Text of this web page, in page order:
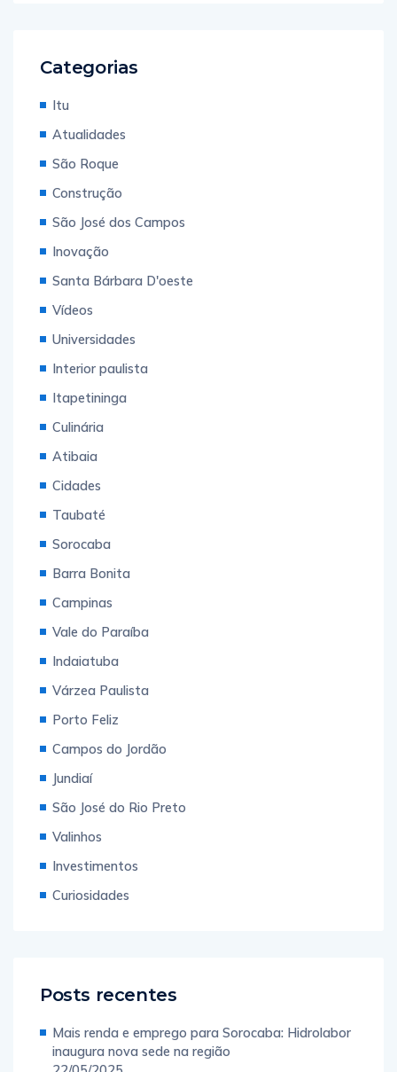
Categorias
Itu
Atualidades
São Roque
Construção
São José dos Campos
Inovação
Santa Bárbara D'oeste
Vídeos
Universidades
Interior paulista
Itapetininga
Culinária
Atibaia
Cidades
Taubaté
Sorocaba
Barra Bonita
Campinas
Vale do Paraíba
Indaiatuba
Várzea Paulista
Porto Feliz
Campos do Jordão
Jundiaí
São José do Rio Preto
Valinhos
Investimentos
Curiosidades
Posts recentes
Mais renda e emprego para Sorocaba: Hidrolabor
inaugura nova sede na região